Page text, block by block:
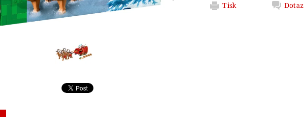
LEGO® SONIC THE HEDGEHOG™
LEGO® SPEED CHAMPIONS
BOB
LEGO® TECHNIC
LEGO® THE SIMPSONS
PŘEDMĚTY
Tisk
Dotaz